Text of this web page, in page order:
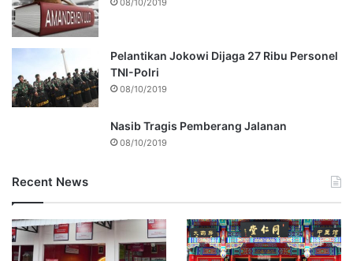
08/10/2019
Pelantikan Jokowi Dijaga 27 Ribu Personel
TNI-Polri
08/10/2019
Nasib Tragis Pemberang Jalanan
08/10/2019
Recent News